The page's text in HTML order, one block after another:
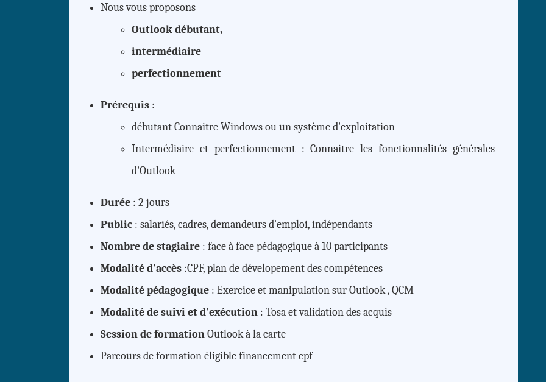
Nous vous proposons
Outlook débutant,
intermédiaire
perfectionnement
Prérequis:
débutant Connaitre Windows ou un système d'exploitation
Intermédiaire et perfectionnement : Connaitre les fonctionnalités générales
d'Outlook
Durée: 2 jours
Public: salariés, cadres, demandeurs d'emploi, indépendants
Nombre de stagiaire: face à face pédagogique à 10 participants
Modalité d'accès :CPF, plan de dévelopement des compétences
Modalité pédagogique : Exercice et manipulation sur Outlook , QCM
Modalité de suivi et d'exécution: Tosa et validation des acquis
Session de formationOutlook à la carte
Parcours de formation éligible financement cpf